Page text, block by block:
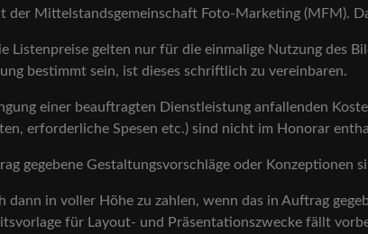
der Mittelstandsgemeinschaft Foto-Marketing (MFM).
Listenpreise gelten nur für die einmalige Nutzung des
bestimmt sein, ist dieses schriftlich zu vereinbaren.
einer beauftragten Dienstleistung anfallenden
erforderliche Spesen etc.) sind nicht im Honorar
gegebene Gestaltungsvorschläge oder Konzeptionen
dann in voller Höhe zu zahlen, wenn das in Auftrag
für Layout- und Präsentationszwecke fällt